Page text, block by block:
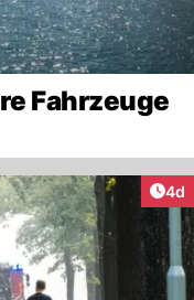
Fahrzeuge
4d